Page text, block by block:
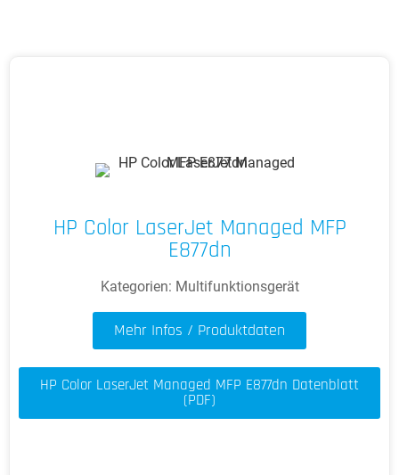
HP Color LaserJet Managed MFP
E877dn
Kategorien: Multifunktionsgerät
Mehr Infos / Produktdaten
HP Color LaserJet Managed MFP E877dn Datenblatt
(PDF)